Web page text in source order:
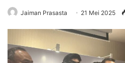
Jaiman Prasasta 21 Mei 2025